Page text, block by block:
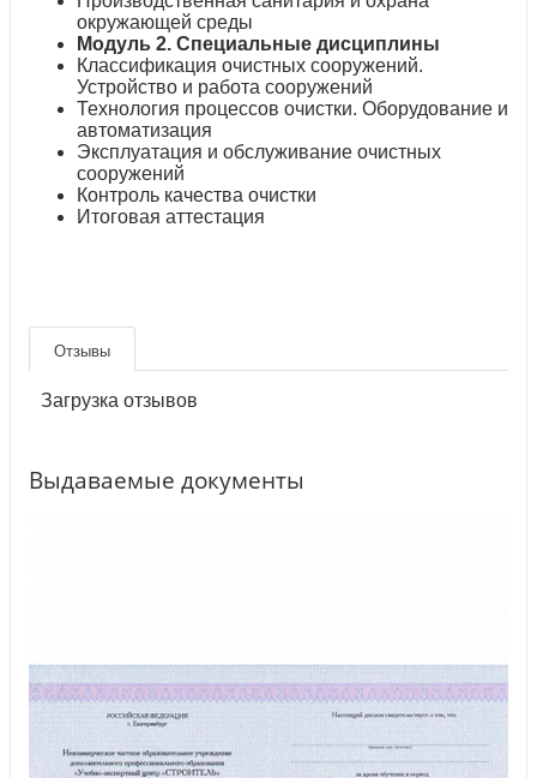
окружающей среды
Модуль 2. Специальные дисциплины
Классификация очистных сооружений.
Устройство и работа сооружений
Технология процессов очистки. Оборудование и
автоматизация
Эксплуатация и обслуживание очистных
сооружений
Контроль качества очистки
Итоговая аттестация
Отзывы
Загрузка отзывов
Выдаваемые документы